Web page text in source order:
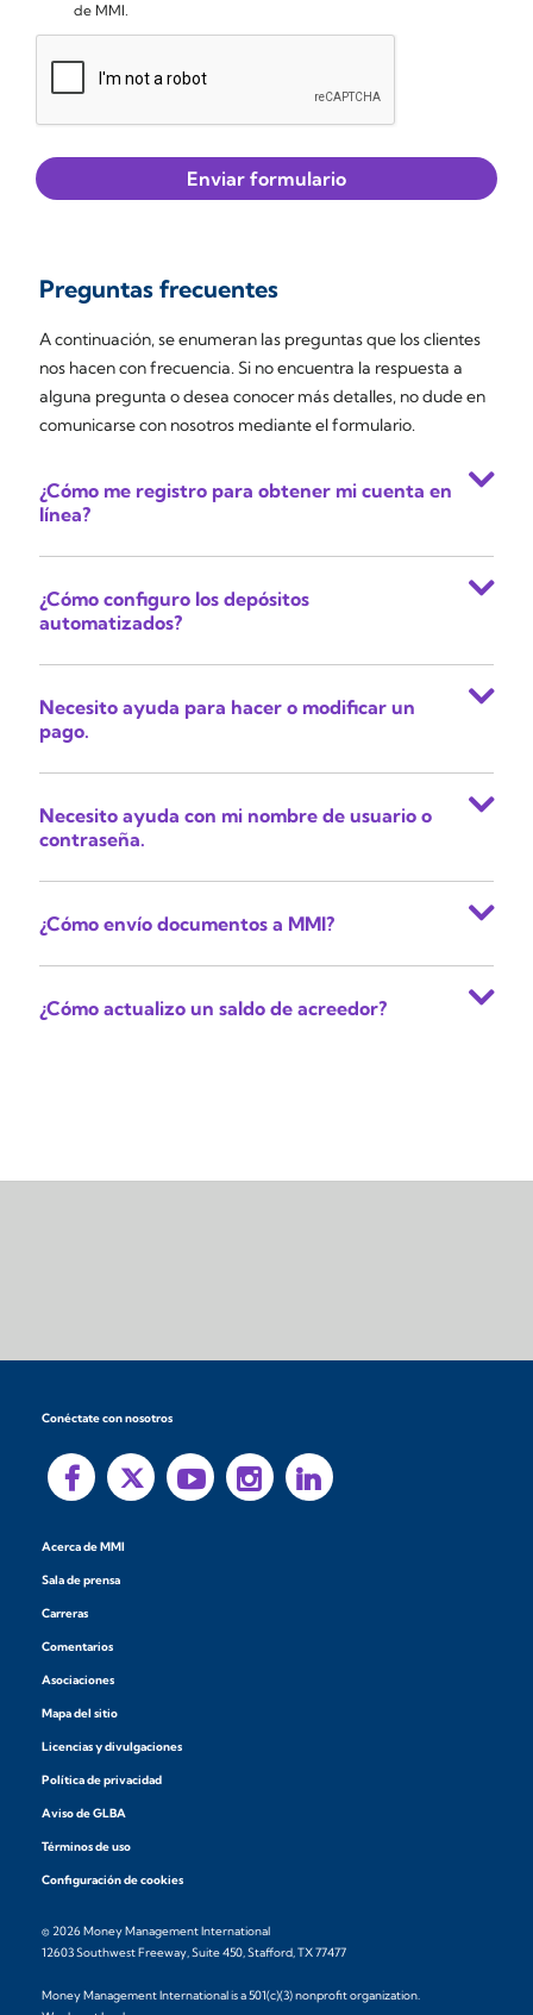
de MMI.
Preguntas frecuentes
A continuación, se enumeran las preguntas que los clientes
nos hacen con frecuencia. Si no encuentra la respuesta a
alguna pregunta o desea conocer más detalles, no dude en
comunicarse con nosotros mediante el formulario.
¿Cómo me registro para obtener mi cuenta en
línea?
¿Cómo configuro los depósitos
automatizados?
Necesito ayuda para hacer o modificar un
pago.
Necesito ayuda con mi nombre de usuario o
contraseña.
¿Cómo envío documentos a MMI?
¿Cómo actualizo un saldo de acreedor?
Conéctate con nosotros
Acerca de MMI
Sala de prensa
Carreras
Comentarios
Asociaciones
Mapa del sitio
Licencias y divulgaciones
Política de privacidad
Aviso de GLBA
Términos de uso
Configuración de cookies
© 2026 Money Management International
12603 Southwest Freeway, Suite 450, Stafford, TX 77477
Money Management International is a 501(c)(3) nonprofit organization.